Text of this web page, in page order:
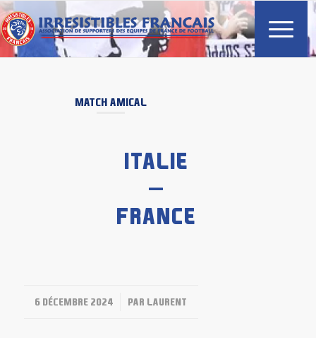
MATCH AMICAL
ITALIE
–
FRANCE
6 DÉCEMBRE 2024
/ PAR LAURENT